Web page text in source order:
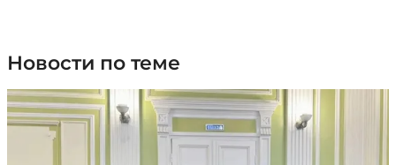
Новости по теме